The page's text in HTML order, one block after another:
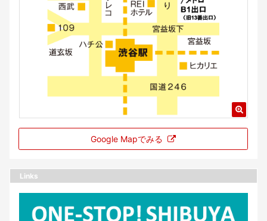
Google Mapでみる
Links